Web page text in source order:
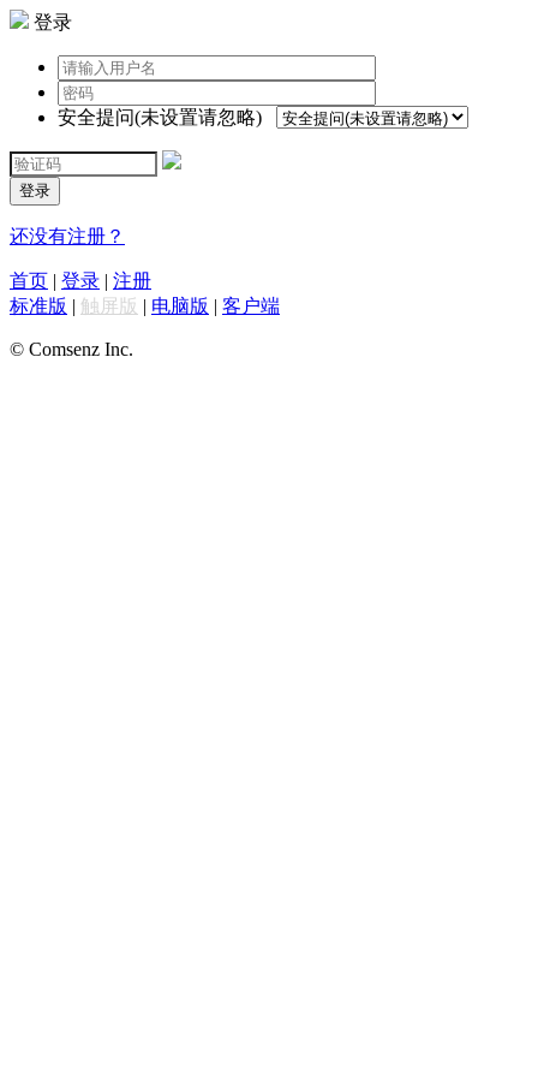
登录
安全提问(未设置请忽略)
登录
还没有注册？
首页 | 登录 | 注册
标准版 | 触屏版 | 电脑版 | 客户端
© Comsenz Inc.